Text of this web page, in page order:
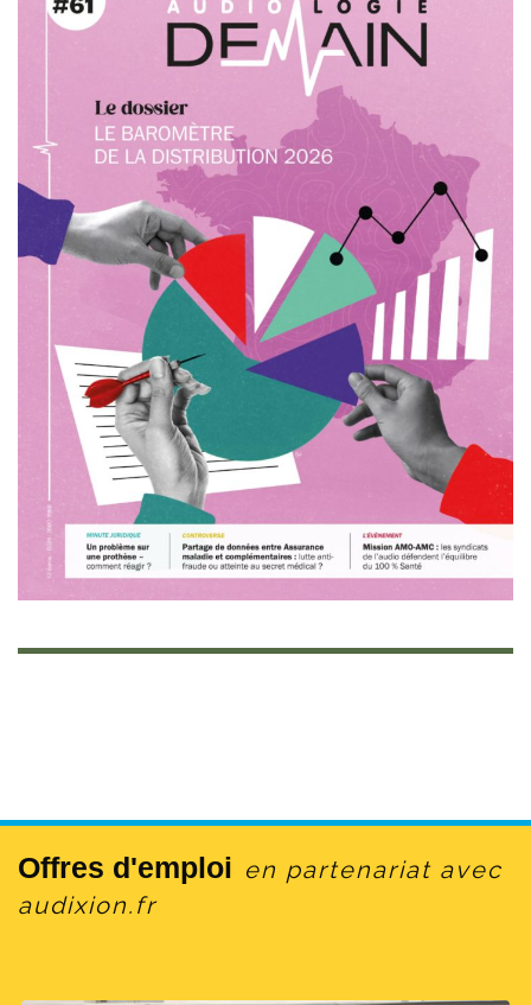
Offres d'emploi en partenariat avec
audixion.fr